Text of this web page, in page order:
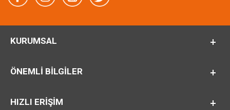
KURUMSAL
ÖNEMLI BILGILER
HIZLI ERİŞİM